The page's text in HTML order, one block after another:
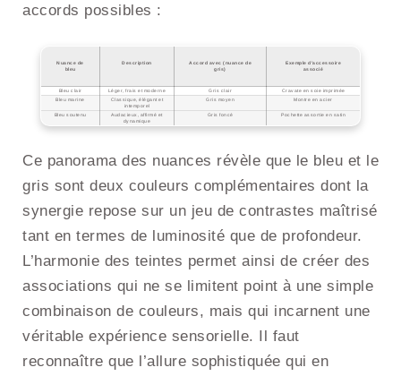
accords possibles :
Nuance de
bleu
Description
Accord avec (nuance de
gris)
Exemple d’accessoire
associé
Bleu clair Léger, frais et moderne Gris clair
Cravate en soie imprimée
Bleu marine
Classique, élégant et
intemporel
Gris moyen Montre en acier
Bleu soutenu
Audacieux, affirmé et
dynamique
Gris foncé Pochette assortie en satin
Ce panorama des nuances révèle que le bleu et le
gris sont deux couleurs complémentaires dont la
synergie repose sur un jeu de contrastes maîtrisé
tant en termes de luminosité que de profondeur.
L’harmonie des teintes permet ainsi de créer des
associations qui ne se limitent point à une simple
combinaison de couleurs, mais qui incarnent une
véritable expérience sensorielle. Il faut
reconnaître que l’allure sophistiquée qui en